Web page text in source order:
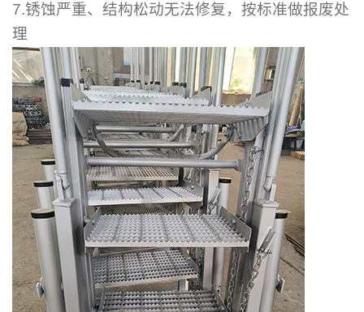
7.锈蚀严重、结构松动无法修复，按标准做报废处
理